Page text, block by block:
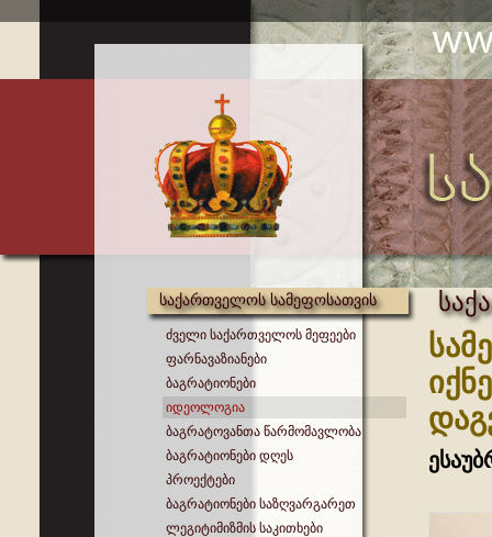
საქართველოს სამეფოსათვის
ძველი საქართველოს მეფეები
ფარნავაზიანები
ბაგრატიონები
იდეოლოგია
ბაგრატოვანთა წარმომავლობა
ბაგრატიონები დღეს
პროექტები
ბაგრატიონები საზღვარგარეთ
ლეგიტიმიზმის საკითხები